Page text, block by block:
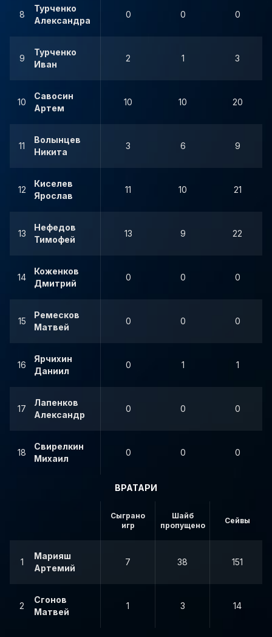
8
Турченко
Александра
0 0 0
9
Турченко
Иван
2 1 3
10
Савосин
Артем
10 10 20
11
Волынцев
Никита
3 6 9
12
Киселев
Ярослав
11 10 21
13
Нефедов
Тимофей
13 9 22
14
Коженков
Дмитрий
0 0 0
15
Ремесков
Матвей
0 0 0
16
Ярчихин
Даниил
0 1 1
17
Лапенков
Александр
0 0 0
18
Свирелкин
Михаил
0 0 0
ВРАТАРИ
Сыграно
игр
Шайб
пропущено
Сейвы
1
Марияш
Артемий
7 38 151
2
Сгонов
Матвей
1 3 14